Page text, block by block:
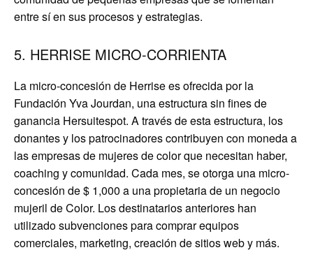
entre sí en sus procesos y estrategias.
5. HERRISE MICRO-CORRIENTA
La micro-concesión de Herrise es ofrecida por la
Fundación Yva Jourdan, una estructura sin fines de
ganancia Hersuitespot. A través de esta estructura, los
donantes y los patrocinadores contribuyen con moneda a
las empresas de mujeres de color que necesitan haber,
coaching y comunidad. Cada mes, se otorga una micro-
concesión de $ 1,000 a una propietaria de un negocio
mujeril de Color. Los destinatarios anteriores han
utilizado subvenciones para comprar equipos
comerciales, marketing, creación de sitios web y más.